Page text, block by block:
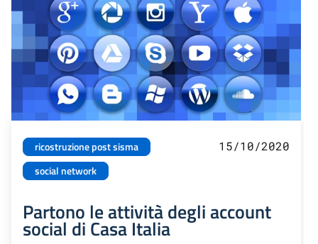
ricostruzione post sisma
social network
15/10/2020
Partono le attività degli account
social di Casa Italia